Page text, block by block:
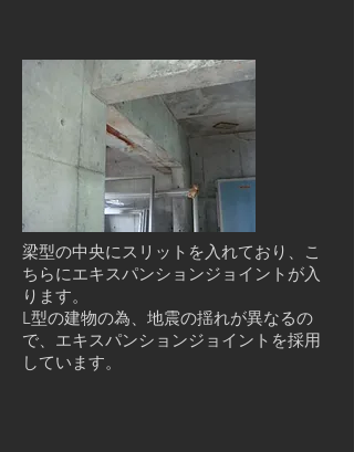
梁型の中央にスリットを入れており、こ
ちらにエキスパンションジョイントが入
ります。
L型の建物の為、地震の揺れが異なるの
で、エキスパンションジョイントを採用
しています。